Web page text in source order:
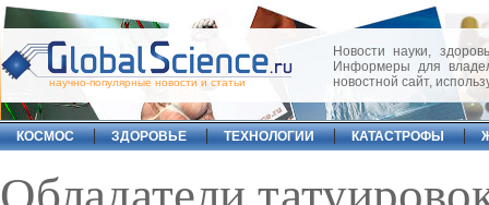
научно-популярные новости и статьи
Новости науки,
Информеры для
новостной сайт,
КОСМОС ЗДОРОВЬЕ ТЕХНОЛОГИИ КАТАСТРОФЫ